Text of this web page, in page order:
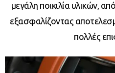
μεγάλη ποικιλία υλικών,
εξασφαλίζοντας
πολλές